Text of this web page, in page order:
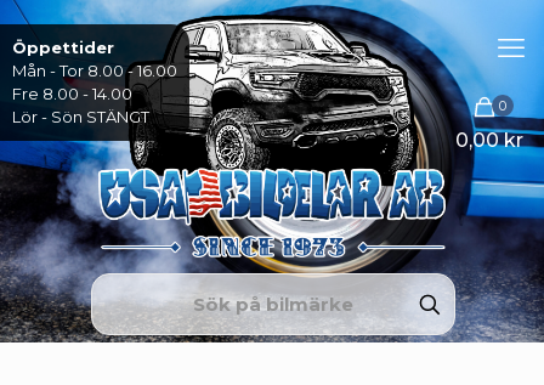
0
0,00 kr
Öppettider
Mån - Tor 8.00 - 16.00
Fre 8.00 - 14.00
Lör - Sön STÄNGT